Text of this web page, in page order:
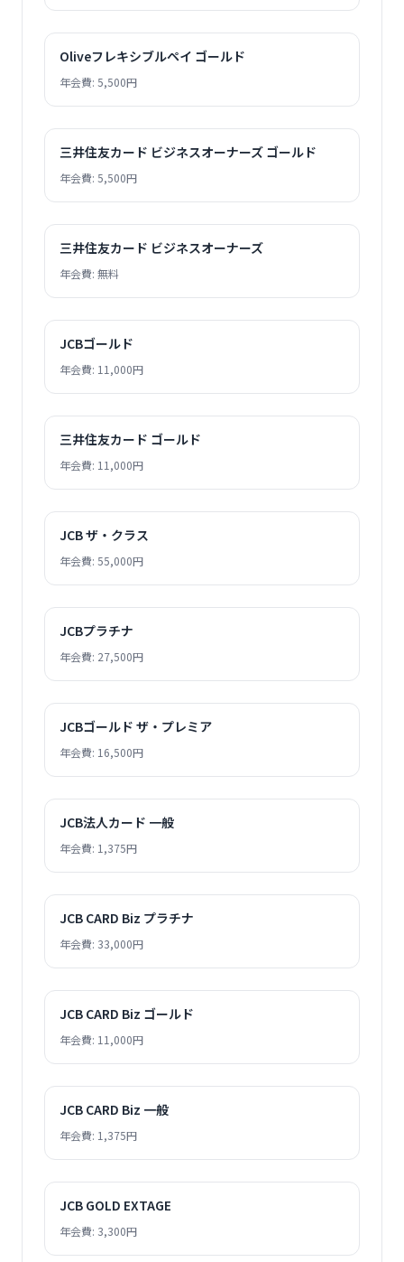
Oliveフレキシブルペイ ゴールド
年会費: 5,500円
三井住友カード ビジネスオーナーズ ゴールド
年会費: 5,500円
三井住友カード ビジネスオーナーズ
年会費: 無料
JCBゴールド
年会費: 11,000円
三井住友カード ゴールド
年会費: 11,000円
JCB ザ・クラス
年会費: 55,000円
JCBプラチナ
年会費: 27,500円
JCBゴールド ザ・プレミア
年会費: 16,500円
JCB法人カード 一般
年会費: 1,375円
JCB CARD Biz プラチナ
年会費: 33,000円
JCB CARD Biz ゴールド
年会費: 11,000円
JCB CARD Biz 一般
年会費: 1,375円
JCB GOLD EXTAGE
年会費: 3,300円